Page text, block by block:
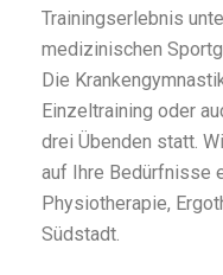
Trainingserlebnis
medizinischen
Die
Einzeltraining oder
drei Übenden statt.
auf Ihre Bedürfnisse
Physiotherapie,
Südstadt.